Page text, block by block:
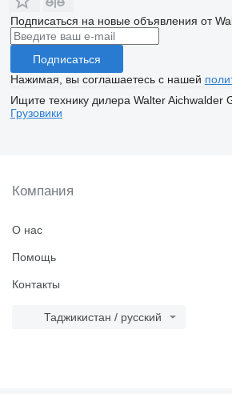
Подписаться на новые объявления от
Подписаться
Нажимая, вы соглашаетесь с нашей
Ищите технику дилера Walter Aichwalder
Грузовики
Компания
О нас
Помощь
Контакты
Таджикистан / русский